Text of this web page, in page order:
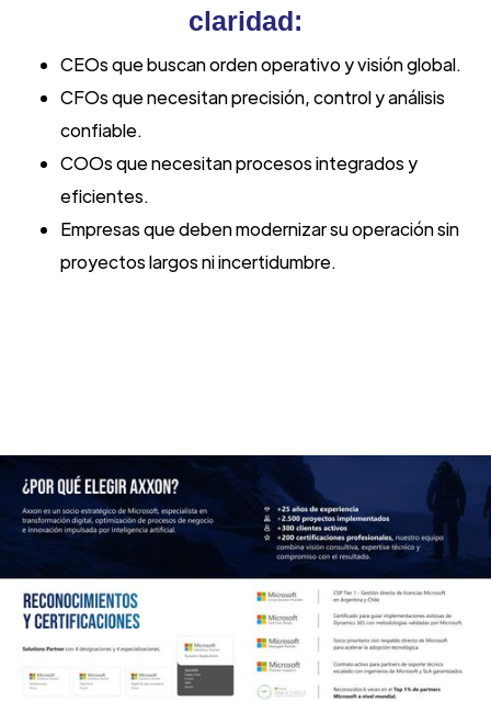
claridad:
CEOs que buscan orden operativo y visión global.
CFOs que necesitan precisión, control y análisis
confiable.
COOs que necesitan procesos integrados y
eficientes.
Empresas que deben modernizar su operación sin
proyectos largos ni incertidumbre.